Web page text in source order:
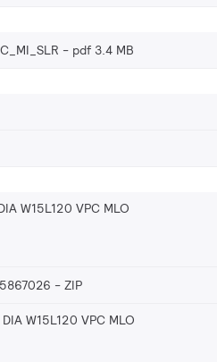
pdf 3.4 MB
W15L120 VPC MLO
ZIP
W15L120 VPC MLO